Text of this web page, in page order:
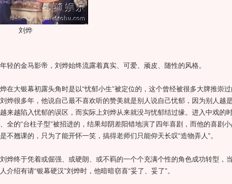
刘烨
的金马影帝，刘烨始终流露着真实、可爱、顽皮、随性的风格。
大银幕初露头角时是以“忧郁小生”被定位的，这个曾经被很多大牌推崇过
烨很多年，他说自己最不喜欢听的赞美就是别人说自己忧郁，因为别人越
来越陷入忧郁的误区，而实际上刘烨从来就没与忧郁结过缘。进入中戏的
全的“台柱子型”被招进的，结果却阴差阳错地演了四年喜剧，而他的喜剧
不翘课的，只为了能开怀一笑，搞得老师们只能仰天长叹“造物弄人”。
终于凭着或倔强、或硬朗、或不羁的一个个充满个性的角色成功转型，
介绍有请“银幕硬汉”刘烨时，他暗暗窃喜“妥了、妥了”。